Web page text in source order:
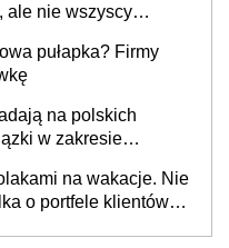
ale nie wszyscy
pułapka? Firmy
na polskich
w zakresie
na wakacje. Nie
o portfele klientów